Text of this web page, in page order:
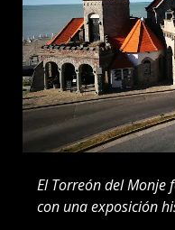
El Torreón del Monje
con una exposición